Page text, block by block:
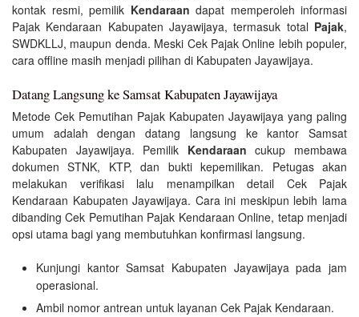
kontak resmi, pemilik Kendaraan dapat memperoleh informasi
Pajak Kendaraan Kabupaten Jayawijaya, termasuk total Pajak,
SWDKLLJ, maupun denda. Meski Cek Pajak Online lebih populer,
cara offline masih menjadi pilihan di Kabupaten Jayawijaya.
Datang Langsung ke Samsat Kabupaten Jayawijaya
Metode Cek Pemutihan Pajak Kabupaten Jayawijaya yang paling
umum adalah dengan datang langsung ke kantor Samsat
Kabupaten Jayawijaya. Pemilik Kendaraan cukup membawa
dokumen STNK, KTP, dan bukti kepemilikan. Petugas akan
melakukan verifikasi lalu menampilkan detail Cek Pajak
Kendaraan Kabupaten Jayawijaya. Cara ini meskipun lebih lama
dibanding Cek Pemutihan Pajak Kendaraan Online, tetap menjadi
opsi utama bagi yang membutuhkan konfirmasi langsung.
Kunjungi kantor Samsat Kabupaten Jayawijaya pada jam
operasional.
Ambil nomor antrean untuk layanan Cek Pajak Kendaraan.